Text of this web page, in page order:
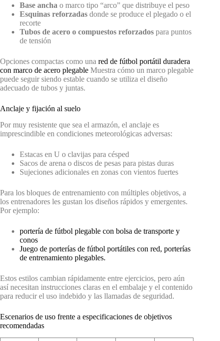
Base ancha o marco tipo “arco” que distribuye el peso
Esquinas reforzadas donde se produce el plegado o el
recorte
Tubos de acero o compuestos reforzados para puntos
de tensión
Opciones compactas como una red de fútbol portátil duradera
con marco de acero plegable Muestra cómo un marco plegable
puede seguir siendo estable cuando se utiliza el diseño
adecuado de tubos y juntas.
Anclaje y fijación al suelo
Por muy resistente que sea el armazón, el anclaje es
imprescindible en condiciones meteorológicas adversas:
Estacas en U o clavijas para césped
Sacos de arena o discos de pesas para pistas duras
Sujeciones adicionales en zonas con vientos fuertes
Para los bloques de entrenamiento con múltiples objetivos, a
los entrenadores les gustan los diseños rápidos y emergentes.
Por ejemplo:
portería de fútbol plegable con bolsa de transporte y
conos
Juego de porterías de fútbol portátiles con red, porterías
de entrenamiento plegables.
Estos estilos cambian rápidamente entre ejercicios, pero aún
así necesitan instrucciones claras en el embalaje y el contenido
para reducir el uso indebido y las llamadas de seguridad.
Escenarios de uso frente a especificaciones de objetivos
recomendadas